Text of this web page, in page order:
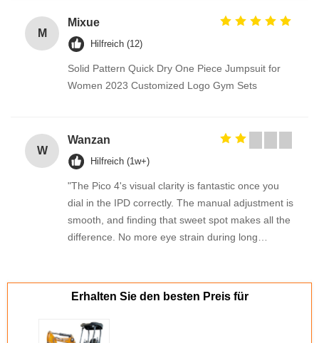
M
Mixue
Hilfreich (12)
Solid Pattern Quick Dry One Piece Jumpsuit for
Women 2023 Customized Logo Gym Sets
W
Wanzan
Hilfreich (1w+)
"The Pico 4's visual clarity is fantastic once you
dial in the IPD correctly. The manual adjustment is
smooth, and finding that sweet spot makes all the
difference. No more eye strain during long
sweet spot makes all the difference. No more eye
strain during long sessions. Highly recommend
Erhalten Sie den besten Preis für